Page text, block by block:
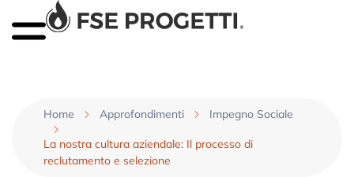
Home Approfondimenti Impegno Sociale
La nostra cultura aziendale: Il processo di
reclutamento e selezione